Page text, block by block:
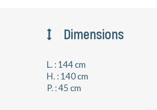
Dimensions
L. : 144 cm
H. : 140 cm
P. : 45 cm